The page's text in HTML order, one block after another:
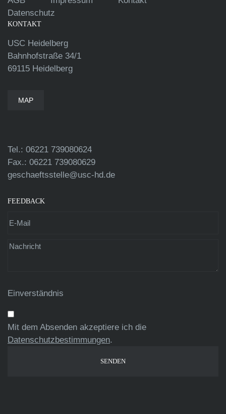
Datenschutz
KONTAKT
USC Heidelberg
Bahnhofstraße 34/1
69115 Heidelberg
MAP
Tel.: 06221 739080624
Fax.: 06221 739080629
geschaeftsstelle@usc-hd.de
FEEDBACK
Einverständnis
Mit dem Absenden akzeptiere ich die
Datenschutzbestimmungen.